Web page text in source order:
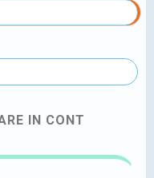
IN CONT